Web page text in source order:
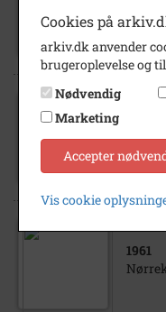
1961
Cookies på
arkiv.dk anvender
brugeroplevelse og
Nødvendig
Marketing
Accepter
Vis cookie